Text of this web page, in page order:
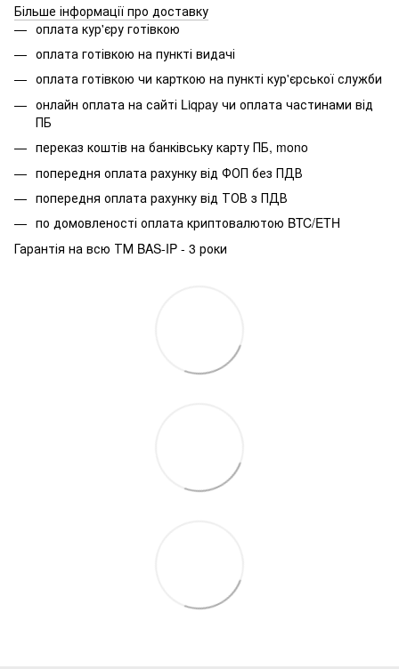
Більше інформації про доставку
оплата кур'єру готівкою
оплата готівкою на пункті видачі
оплата готівкою чи карткою на пункті кур'єрської служби
онлайн оплата на сайті Liqpay чи оплата частинами від
ПБ
переказ коштів на банківську карту ПБ, mono
попередня оплата рахунку від ФОП без ПДВ
попередня оплата рахунку від ТОВ з ПДВ
по домовленості оплата криптовалютою BTC/ETH
Гарантія на всю ТМ BAS-IP - 3 роки